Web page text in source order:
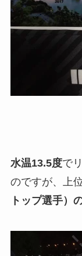
水温13.5度で
のですが、上
トップ選手）